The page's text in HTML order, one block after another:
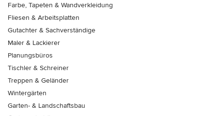
Farbe, Tapeten & Wandverkleidung
Fliesen & Arbeitsplatten
Gutachter & Sachverständige
Maler & Lackierer
Planungsbüros
Tischler & Schreiner
Treppen & Geländer
Wintergärten
Garten- & Landschaftsbau